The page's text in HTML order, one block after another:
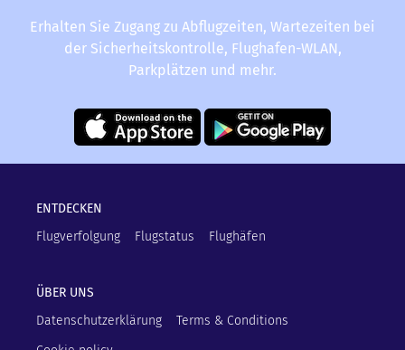
Erhalten Sie Zugang zu Abflugzeiten, Wartezeiten bei
der Sicherheitskontrolle, Flughafen-WLAN,
Parkplätzen und mehr.
ENTDECKEN
Flugverfolgung
Flugstatus Flughäfen
ÜBER UNS
Datenschutzerklärung
Terms & Conditions